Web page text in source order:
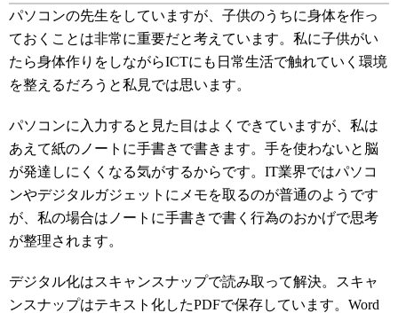
パソコンの先生をしていますが、子供のうちに身体を作っ
ておくことは非常に重要だと考えています。私に子供がい
たら身体作りをしながらICTにも日常生活で触れていく環境
を整えるだろうと私見では思います。
パソコンに入力すると見た目はよくできていますが、私は
あえて紙のノートに手書きで書きます。手を使わないと脳
が発達しにくくなる気がするからです。IT業界ではパソコ
ンやデジタルガジェットにメモを取るのが普通のようです
が、私の場合はノートに手書きで書く行為のおかげで思考
が整理されます。
デジタル化はスキャンスナップで読み取って解決。スキャ
ンスナップはテキスト化したPDFで保存しています。Word